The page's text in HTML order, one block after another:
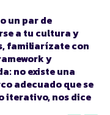
un par de
a tu cultura y
familiarízate con
y
no existe una
adecuado que se
iterativo, nos dice